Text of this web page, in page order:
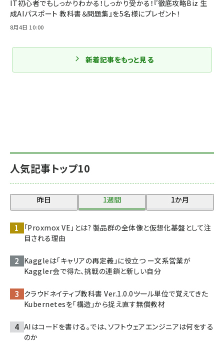
人気記事トップ10
昨日 1週間 1か月
「Proxmox VE」とは? 製品群の全体像と仮想化基盤として注
目される理由
Kaggleは「キャリアの再定義」に役立つ ー文系営業が
Kaggler会で得た、挑戦の連鎖と新しい自分
クラウドネイティブ教科書 Ver.1.0.0――ツール単位で覚えてきた
Kubernetesを「構造」から捉え直す無償教材
AIはコードを書ける。では、ソフトウェアエンジニアは何をする
のか
IT初心者でもしっかりわかる！しっかり受かる！『徹底攻略Biz 生
成AIパスポート 教科書＆問題集』を5名様にプレゼント！
8月4日 10:00
新着記事をもっと見る